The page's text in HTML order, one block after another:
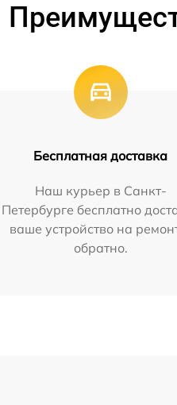
Бесплатная доставка
Наш курьер в Санкт-
Петербурге бесплатно
ваше устройство на
обратно.